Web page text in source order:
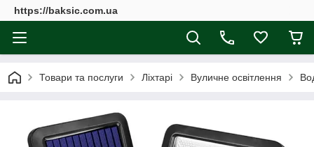
https://baksic.com.ua
Товари та послуги Ліхтарі Вуличне освітлення